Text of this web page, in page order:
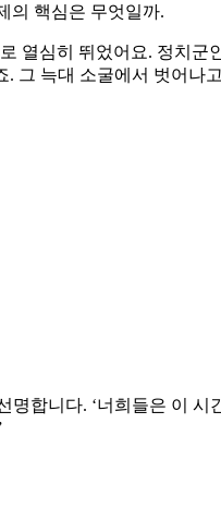
의 핵심은 무엇일까.
열심히 뛰었어요. 정치
그 늑대 소굴에서 벗어나
합니다. ‘너희들은 이